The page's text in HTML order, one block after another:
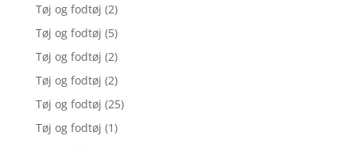
Tøj og fodtøj (2)
Tøj og fodtøj (5)
Tøj og fodtøj (2)
Tøj og fodtøj (2)
Tøj og fodtøj (25)
Tøj og fodtøj (1)